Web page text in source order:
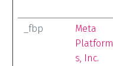
_fbp
Meta
Platform
s, Inc.